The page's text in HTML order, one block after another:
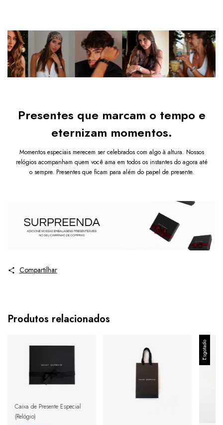
Todos os relógios possuem GARANTIA.
Após a confirmação de compra, a nota fiscal será
enviada em até um dia útil em seu e-mail.
Bracelete Dourado
R$ 259,80
R$ 129,90
Presentes que marcam o tempo e
eternizam momentos.
Momentos especiais merecem ser celebrados com algo à altura. Nossos
relógios acompanham quem você ama em todos os instantes do agora até
o sempre. Presentes que ficam para além do papel de presente.
Compartilhar
Produtos relacionados
Caixa de Presente Especial
(Relógio)
Esgotado